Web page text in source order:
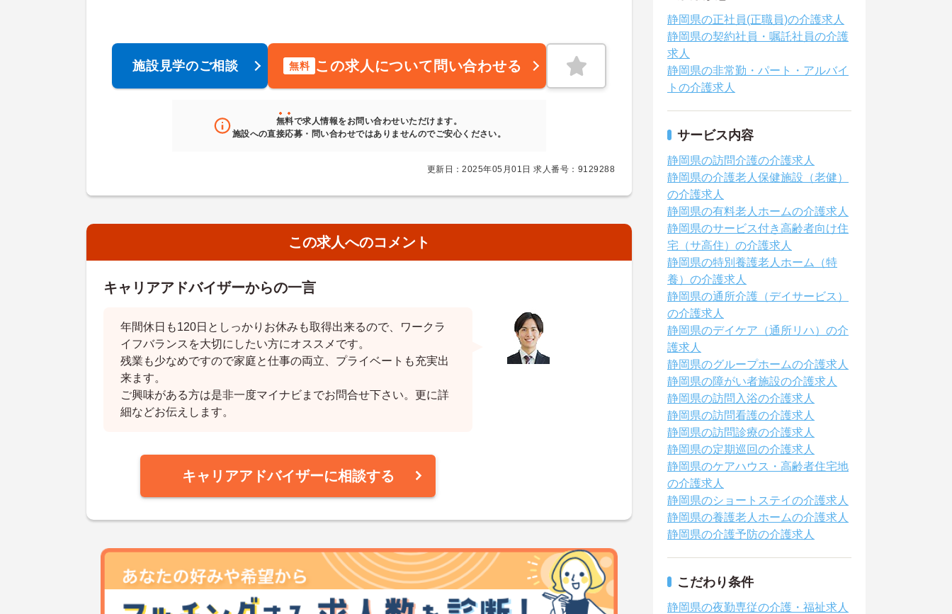
施設見学のご相談 無料 この求人について問い合わせる
無料で求人情報をお問い合わせいただけます。
施設への直接応募・問い合わせではありませんのでご安心ください。
更新日：2025年05月01日 求人番号：9129288
この求人へのコメント
キャリアアドバイザーからの一言
年間休日も120日としっかりお休みも取得出来るので、ワークラ
イフバランスを大切にしたい方にオススメです。
残業も少なめですので家庭と仕事の両立、プライベートも充実出
来ます。
ご興味がある方は是非一度マイナビまでお問合せ下さい。更に詳
細などお伝えします。
キャリアアドバイザーに相談する
静岡県の正社員(正職員)の介護求人
静岡県の契約社員・嘱託社員の介護
求人
静岡県の非常勤・パート・アルバイ
トの介護求人
サービス内容
静岡県の訪問介護の介護求人
静岡県の介護老人保健施設（老健）
の介護求人
静岡県の有料老人ホームの介護求人
静岡県のサービス付き高齢者向け住
宅（サ高住）の介護求人
静岡県の特別養護老人ホーム（特
養）の介護求人
静岡県の通所介護（デイサービス）
の介護求人
静岡県のデイケア（通所リハ）の介
護求人
静岡県のグループホームの介護求人
静岡県の障がい者施設の介護求人
静岡県の訪問入浴の介護求人
静岡県の訪問看護の介護求人
静岡県の訪問診療の介護求人
静岡県の定期巡回の介護求人
静岡県のケアハウス・高齢者住宅地
の介護求人
静岡県のショートステイの介護求人
静岡県の養護老人ホームの介護求人
静岡県の介護予防の介護求人
こだわり条件
静岡県の夜勤専従の介護・福祉求人